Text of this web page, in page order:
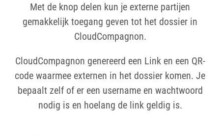
Met de knop delen kun je externe partijen
gemakkelijk toegang geven tot het dossier in
CloudCompagnon.
CloudCompagnon genereerd een Link en een QR-
code waarmee externen in het dossier komen. Je
bepaalt zelf of er een username en wachtwoord
nodig is en hoelang de link geldig is.